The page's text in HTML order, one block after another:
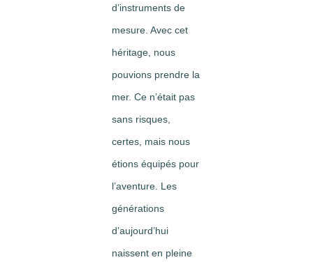
d’instruments de
mesure. Avec cet
héritage, nous
pouvions prendre la
mer. Ce n’était pas
sans risques,
certes, mais nous
étions équipés pour
l’aventure. Les
générations
d’aujourd’hui
naissent en pleine